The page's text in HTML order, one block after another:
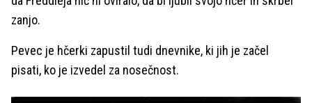
zanjo.
Pevec je hčerki zapustil tudi dnevnike, ki jih je začel
pisati, ko je izvedel za nosečnost.